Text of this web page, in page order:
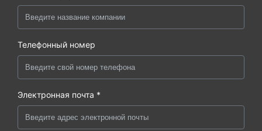
Телефонный номер
Электронная почта *